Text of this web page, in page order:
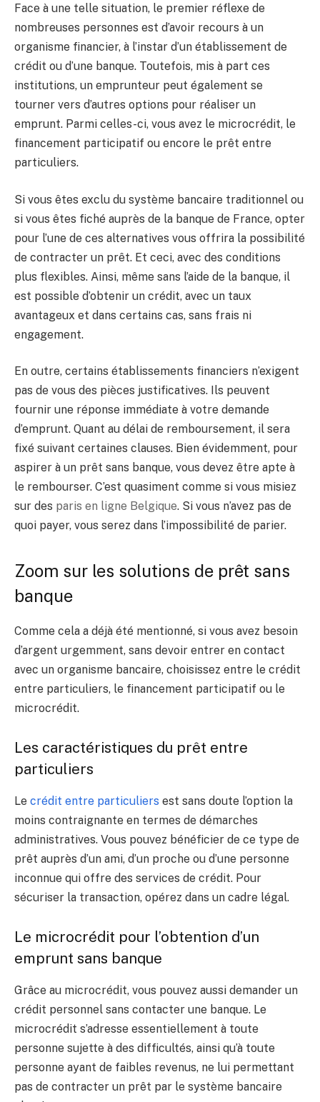
Face à une telle situation, le premier réflexe de
nombreuses personnes est d’avoir recours à un
organisme financier, à l’instar d’un établissement de
crédit ou d’une banque. Toutefois, mis à part ces
institutions, un emprunteur peut également se
tourner vers d’autres options pour réaliser un
emprunt. Parmi celles-ci, vous avez le microcrédit, le
financement participatif ou encore le prêt entre
particuliers.
Si vous êtes exclu du système bancaire traditionnel ou
si vous êtes fiché auprès de la banque de France, opter
pour l’une de ces alternatives vous offrira la possibilité
de contracter un prêt. Et ceci, avec des conditions
plus flexibles. Ainsi, même sans l’aide de la banque, il
est possible d’obtenir un crédit, avec un taux
avantageux et dans certains cas, sans frais ni
engagement.
En outre, certains établissements financiers n’exigent
pas de vous des pièces justificatives. Ils peuvent
fournir une réponse immédiate à votre demande
d’emprunt. Quant au délai de remboursement, il sera
fixé suivant certaines clauses. Bien évidemment, pour
aspirer à un prêt sans banque, vous devez être apte à
le rembourser. C’est quasiment comme si vous misiez
sur des paris en ligne Belgique. Si vous n’avez pas de
quoi payer, vous serez dans l’impossibilité de parier.
Zoom sur les solutions de prêt sans
banque
Comme cela a déjà été mentionné, si vous avez besoin
d’argent urgemment, sans devoir entrer en contact
avec un organisme bancaire, choisissez entre le crédit
entre particuliers, le financement participatif ou le
microcrédit.
Les caractéristiques du prêt entre
particuliers
Le crédit entre particuliers est sans doute l’option la
moins contraignante en termes de démarches
administratives. Vous pouvez bénéficier de ce type de
prêt auprès d’un ami, d’un proche ou d’une personne
inconnue qui offre des services de crédit. Pour
sécuriser la transaction, opérez dans un cadre légal.
Le microcrédit pour l’obtention d’un
emprunt sans banque
Grâce au microcrédit, vous pouvez aussi demander un
crédit personnel sans contacter une banque. Le
microcrédit s’adresse essentiellement à toute
personne sujette à des difficultés, ainsi qu’à toute
personne ayant de faibles revenus, ne lui permettant
pas de contracter un prêt par le système bancaire